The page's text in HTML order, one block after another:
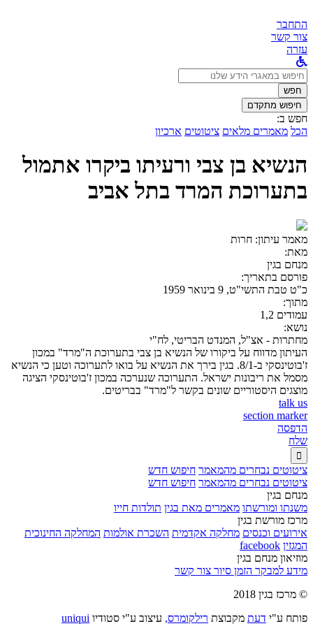
התחבר
צור קשר
עזרה
לחפש
ב:חפש
חיפוש מתקדם
חפש ב:
הכל מאמרים מלאים ציטוטים ארכיון
הנשיא בן צבי ורעיתו ביקרו אתמול
בתערוכת המרד בתל אביב
מאמר עיתון: חרות
מאת:
מנחם בגין
פורסם בתאריך:
כ"ט טבת התשי"ט, 9 בינואר 1959
מתוך:
עמודים 1,2
נושא:
מחתרות - אצ"ל, המנדט הבריטי, לח"י
העיתון מדווח על ביקורו של הנשיא בן צבי בתערוכת ה"מרד" במכון
ז'בוטינסקי ב-8/1. בגין בירך את הנשיא על בואו לתערוכה וטען כי הנשיא
מסמל את ריבונות ישראל. התערוכה שנערכה במכון ז'בוטינסקי הציגה
מוצגים היסטוריים שונים בקשר ל"מרד" בבריטים.
talk us
section marker
הדפסה
שלח

ציטוטים נבחרים מהמאמר חיפוש חדש
ציטוטים נבחרים מהמאמר חיפוש חדש
מנחם בגין
משנתו ומורשתו מאמרים מאת בגין תולדות חייו
מרכז מורשת בגין
אירועים וכנסים מחלקה אקדמית השכרת אולמות המחלקה החינוכית
המגזין facebook
מוזיאון מנחם בגין
מידע למבקר הזמן סיור צור קשר
© מרכז בגין 2018
פותח ע"י דעת מקבוצת רילקומרס, עיצוב ע"י סטודיו uniqui